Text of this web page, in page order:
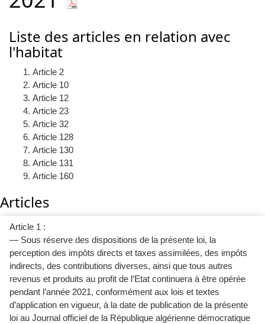
Liste des articles en relation avec
l'habitat
Article 2
Article 10
Article 12
Article 23
Article 32
Article 128
Article 130
Article 131
Article 160
Articles
Article 1 :
— Sous réserve des dispositions de la présente loi, la
perception des impôts directs et taxes assimilées, des impôts
indirects, des contributions diverses, ainsi que tous autres
revenus et produits au profit de l’Etat continuera à être opérée
pendant l’année 2021, conformément aux lois et textes
d’application en vigueur, à la date de publication de la présente
loi au Journal officiel de la République algérienne démocratique